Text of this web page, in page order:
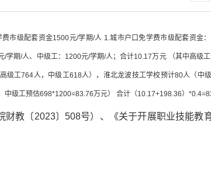
市级配套资金1500元/学期/人 1.城市户口免学费市级配套资
学期/人、中级工：1200元/学期/人；合计10.17万元 （其中高级
工764人，中级工618人），淮北龙波技工学校预计80人（中
级工预估698*1200=83.76万元） 合计（10.17+198.36）
财教〔2023〕508号）、《关于开展职业技能